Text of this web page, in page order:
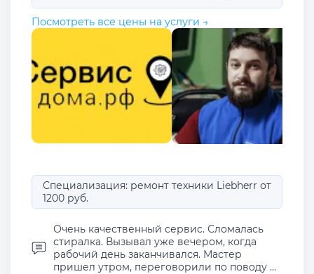
Посмотреть все цены на услуги →
Специализация: ремонт техники Liebherr от
1200 руб.
Очень качественный сервис. Сломалась
стиралка. Вызывал уже вечером, когда
рабочий день заканчивался. Мастер
пришел утром, переговорили по поводу ...